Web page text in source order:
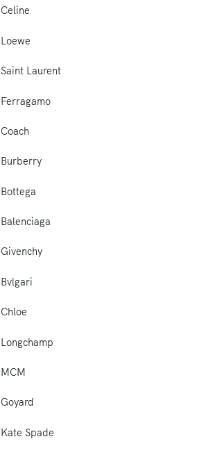
Celine
Loewe
Saint Laurent
Ferragamo
Coach
Burberry
Bottega
Balenciaga
Givenchy
Bvlgari
Chloe
Longchamp
MCM
Goyard
Kate Spade